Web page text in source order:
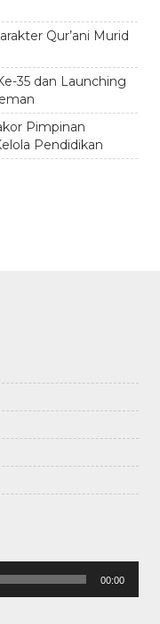
Qur’ani Murid
35 dan Launching
Pimpinan
Pendidikan
00:00